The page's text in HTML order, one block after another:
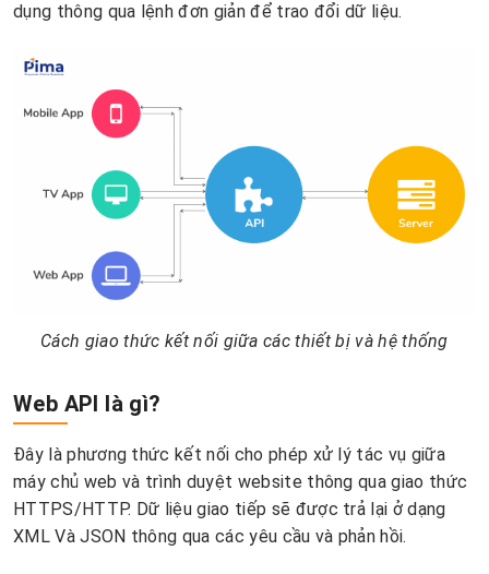
dụng thông qua lệnh đơn giản để trao đổi dữ liệu.
Cách giao thức kết nối giữa các thiết bị và hệ thống
Web API là gì?
Đây là phương thức kết nối cho phép xử lý tác vụ giữa
máy chủ web và trình duyệt website thông qua giao thức
HTTPS/HTTP. Dữ liệu giao tiếp sẽ được trả lại ở dạng
XML Và JSON thông qua các yêu cầu và phản hồi.